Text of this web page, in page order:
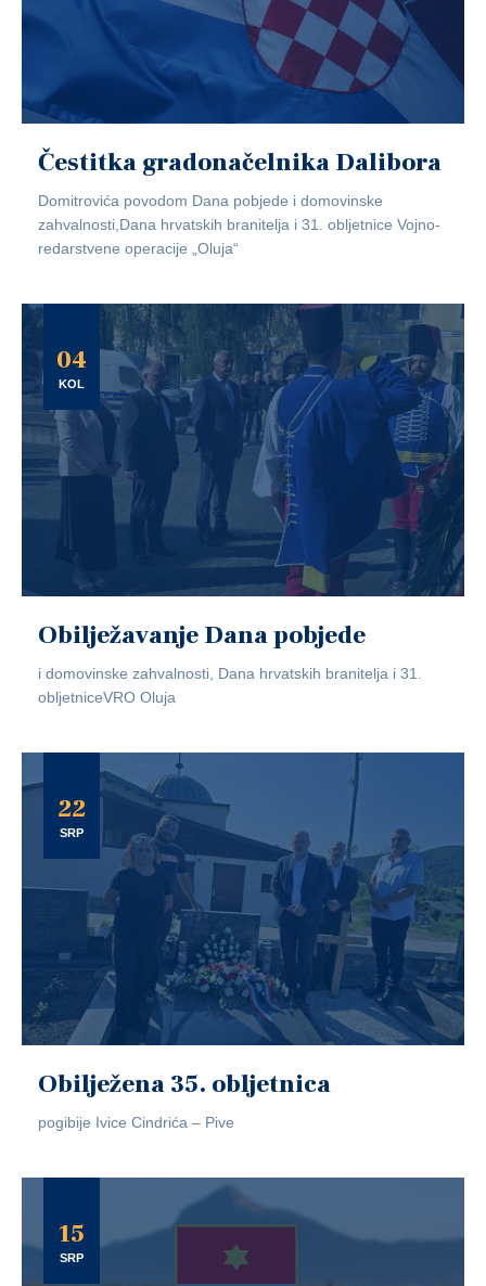
Čestitka gradonačelnika Dalibora
Domitrovića povodom Dana pobjede i domovinske
zahvalnosti,Dana hrvatskih branitelja i 31. obljetnice Vojno-
redarstvene operacije „Oluja“
04
KOL
Obilježavanje Dana pobjede
i domovinske zahvalnosti, Dana hrvatskih branitelja i 31.
obljetniceVRO Oluja
22
SRP
Obilježena 35. obljetnica
pogibije Ivice Cindrića – Pive
15
SRP